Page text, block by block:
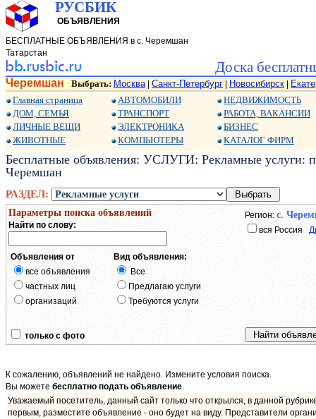
РУСБИК
ОБЪЯВЛЕНИЯ
БЕСПЛАТНЫЕ ОБЪЯВЛЕНИЯ в с. Черемшан
Татарстан
Доска
Черемшан Выбрать: Москва| Санкт-Петербург Новосибирск
Главная страница
ДОМ, СЕМЬЯ
ЛИЧНЫЕ ВЕЩИ
ЖИВОТНЫЕ
АВТОМОБИЛИ
ТРАНСПОРТ
ЭЛЕКТРОНИКА
КОМПЬЮТЕРЫ
НЕДВИЖИМОСТЬ
РАБОТА, ВАКАНСИИ
БИЗНЕС
КАТАЛОГ ФИРМ
Бесплатные объявления: УСЛУГИ: Рекламные услуги:
Черемшан
РАЗДЕЛ:
Параметры поиска объявлений
Найти по слову:
Регион: с.
вся Россия
Объявления от
все объявления
частных лиц
организаций
Вид объявления:
Все
Предлагаю услуги
Требуются услуги
только с фото
К сожалению, объявлений не найдено. Измените условия поиска.
Вы можете бесплатно подать объявление.
Уважаемый посетитель, данный сайт только что открылся, в данной
первым, разместите объявление - оно будет на виду. Представители